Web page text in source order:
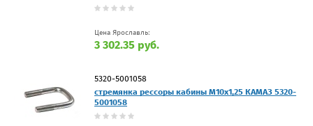
Цена Ярославль:
3 302.35 руб.
5320-5001058
стремянка рессоры кабины М10х1,25 КАМАЗ 5320-
5001058